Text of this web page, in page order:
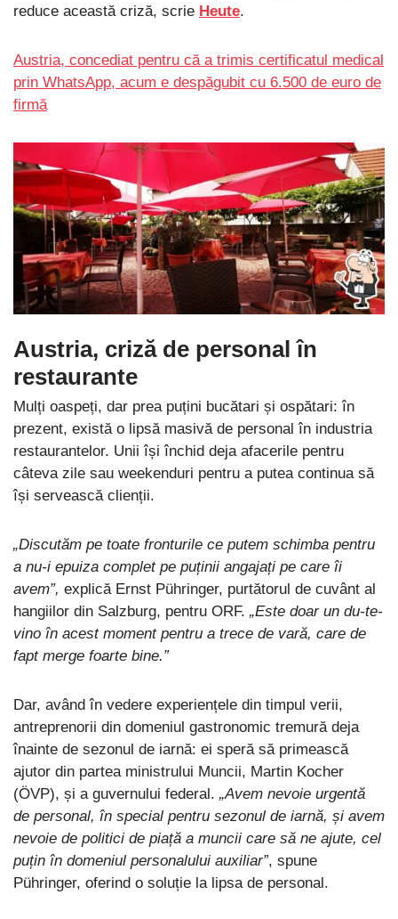
reduce această criză, scrie Heute.
Austria, concediat pentru că a trimis certificatul medical
prin WhatsApp, acum e despăgubit cu 6.500 de euro de
firmă
Austria, criză de personal în
restaurante
Mulți oaspeți, dar prea puțini bucătari și ospătari: în
prezent, există o lipsă masivă de personal în industria
restaurantelor. Unii își închid deja afacerile pentru
câteva zile sau weekenduri pentru a putea continua să
își servească clienții.
„Discutăm pe toate fronturile ce putem schimba pentru
a nu-i epuiza complet pe puținii angajați pe care îi
avem”, explică Ernst Pühringer, purtătorul de cuvânt al
hangiilor din Salzburg, pentru ORF. „Este doar un du-te-
vino în acest moment pentru a trece de vară, care de
fapt merge foarte bine.”
Dar, având în vedere experiențele din timpul verii,
antreprenorii din domeniul gastronomic tremură deja
înainte de sezonul de iarnă: ei speră să primească
ajutor din partea ministrului Muncii, Martin Kocher
(ÖVP), și a guvernului federal. „Avem nevoie urgentă
de personal, în special pentru sezonul de iarnă, și avem
nevoie de politici de piață a muncii care să ne ajute, cel
puțin în domeniul personalului auxiliar”, spune
Pühringer, oferind o soluție la lipsa de personal.